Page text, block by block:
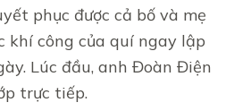
phục được cả bố và mẹ
khí công của quí ngay lập
Lúc đầu, anh Đoàn Điện
trực tiếp.